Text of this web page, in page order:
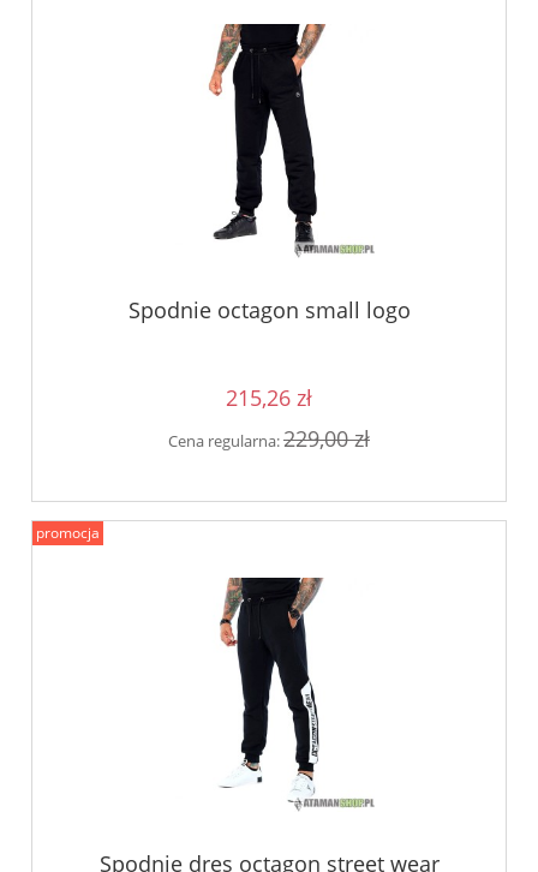
Spodnie octagon small logo
215,26 zł
Cena regularna:229,00 zł
Spodnie dres octagon street wear
promocja